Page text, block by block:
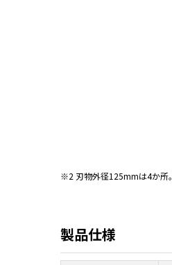
※2 刃物外径125mmは4か所。
製品仕様